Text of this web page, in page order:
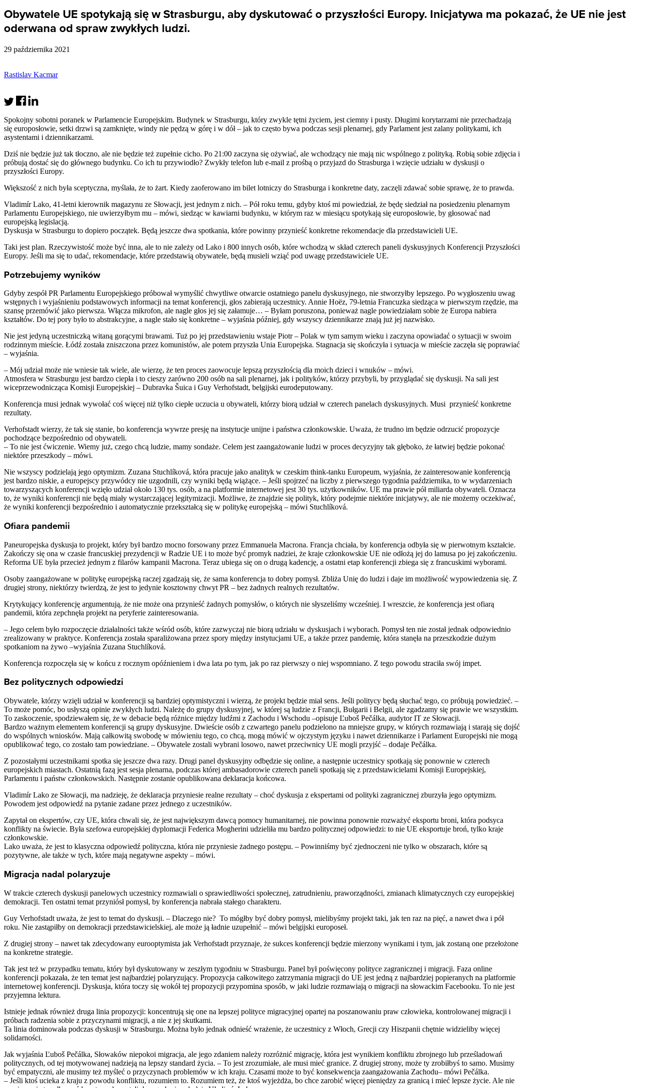
Obywatele UE spotykają się w Strasburgu, aby dyskutować o przyszłości Europy. Inicjatywa ma pokazać, że UE nie jest
oderwana od spraw zwykłych ludzi.
29 października 2021
Rastislav Kacmar
Spokojny sobotni poranek w Parlamencie Europejskim. Budynek w Strasburgu, który zwykle tętni życiem, jest ciemny i pusty. Długimi korytarzami nie przechadzają
się europosłowie, setki drzwi są zamknięte, windy nie pędzą w górę i w dół – jak to często bywa podczas sesji plenarnej, gdy Parlament jest zalany politykami, ich
asystentami i dziennikarzami.
Dziś nie będzie już tak tłoczno, ale nie będzie też zupełnie cicho. Po 21:00 zaczyna się ożywiać, ale wchodzący nie mają nic wspólnego z polityką. Robią sobie zdjęcia i
próbują dostać się do głównego budynku. Co ich tu przywiodło? Zwykły telefon lub e-mail z prośbą o przyjazd do Strasburga i wzięcie udziału w dyskusji o
przyszłości Europy.
Większość z nich była sceptyczna, myślała, że to żart. Kiedy zaoferowano im bilet lotniczy do Strasburga i konkretne daty, zaczęli zdawać sobie sprawę, że to prawda.
Vladimír Lako, 41-letni kierownik magazynu ze Słowacji, jest jednym z nich. – Pół roku temu, gdyby ktoś mi powiedział, że będę siedział na posiedzeniu plenarnym
Parlamentu Europejskiego, nie uwierzyłbym mu – mówi, siedząc w kawiarni budynku, w którym raz w miesiącu spotykają się europosłowie, by głosować nad
europejską legislacją.
Dyskusja w Strasburgu to dopiero początek. Będą jeszcze dwa spotkania, które powinny przynieść konkretne rekomendacje dla przedstawicieli UE.
Taki jest plan. Rzeczywistość może być inna, ale to nie zależy od Lako i 800 innych osób, które wchodzą w skład czterech paneli dyskusyjnych Konferencji Przyszłości
Europy. Jeśli ma się to udać, rekomendacje, które przedstawią obywatele, będą musieli wziąć pod uwagę przedstawiciele UE.
Potrzebujemy wyników
Gdyby zespół PR Parlamentu Europejskiego próbował wymyślić chwytliwe otwarcie ostatniego panelu dyskusyjnego, nie stworzyłby lepszego. Po wygłoszeniu uwag
wstępnych i wyjaśnieniu podstawowych informacji na temat konferencji, głos zabierają uczestnicy. Annie Hoëz, 79-letnia Francuzka siedząca w pierwszym rzędzie, ma
szansę przemówić jako pierwsza. Włącza mikrofon, ale nagle głos jej się załamuje… – Byłam poruszona, ponieważ nagle powiedziałam sobie że Europa nabiera
kształtów. Do tej pory było to abstrakcyjne, a nagle stało się konkretne – wyjaśnia później, gdy wszyscy dziennikarze znają już jej nazwisko.
Nie jest jedyną uczestniczką witaną gorącymi brawami. Tuż po jej przedstawieniu wstaje Piotr – Polak w tym samym wieku i zaczyna opowiadać o sytuacji w swoim
rodzinnym mieście. Łódź została zniszczona przez komunistów, ale potem przyszła Unia Europejska. Stagnacja się skończyła i sytuacja w mieście zaczęła się poprawiać
– wyjaśnia.
– Mój udział może nie wniesie tak wiele, ale wierzę, że ten proces zaowocuje lepszą przyszłością dla moich dzieci i wnuków – mówi.
Atmosfera w Strasburgu jest bardzo ciepła i to cieszy zarówno 200 osób na sali plenarnej, jak i polityków, którzy przybyli, by przyglądać się dyskusji. Na sali jest
wiceprzewodnicząca Komisji Europejskiej – Dubravka Šuica i Guy Verhofstadt, belgijski eurodeputowany.
Konferencja musi jednak wywołać coś więcej niż tylko ciepłe uczucia u obywateli, którzy biorą udział w czterech panelach dyskusyjnych. Musi przynieść konkretne
rezultaty.
Verhofstadt wierzy, że tak się stanie, bo konferencja wywrze presję na instytucje unijne i państwa członkowskie. Uważa, że trudno im będzie odrzucić propozycje
pochodzące bezpośrednio od obywateli.
– To nie jest ćwiczenie. Wiemy już, czego chcą ludzie, mamy sondaże. Celem jest zaangażowanie ludzi w proces decyzyjny tak głęboko, że łatwiej będzie pokonać
niektóre przeszkody – mówi.
Nie wszyscy podzielają jego optymizm. Zuzana Stuchlíková, która pracuje jako analityk w czeskim think-tanku Europeum, wyjaśnia, że zainteresowanie konferencją
jest bardzo niskie, a europejscy przywódcy nie uzgodnili, czy wyniki będą wiążące. – Jeśli spojrzeć na liczby z pierwszego tygodnia października, to w wydarzeniach
towarzyszących konferencji wzięło udział około 130 tys. osób, a na platformie internetowej jest 30 tys. użytkowników. UE ma prawie pół miliarda obywateli. Oznacza
to, że wyniki konferencji nie będą miały wystarczającej legitymizacji. Możliwe, że znajdzie się polityk, który podejmie niektóre inicjatywy, ale nie możemy oczekiwać,
że wyniki konferencji bezpośrednio i automatycznie przekształcą się w politykę europejską – mówi Stuchlíková.
Ofiara pandemii
Paneuropejska dyskusja to projekt, który był bardzo mocno forsowany przez Emmanuela Macrona. Francja chciała, by konferencja odbyła się w pierwotnym kształcie.
Zakończy się ona w czasie francuskiej prezydencji w Radzie UE i to może być promyk nadziei, że kraje członkowskie UE nie odłożą jej do lamusa po jej zakończeniu.
Reforma UE była przecież jednym z filarów kampanii Macrona. Teraz ubiega się on o drugą kadencję, a ostatni etap konferencji zbiega się z francuskimi wyborami.
Osoby zaangażowane w politykę europejską raczej zgadzają się, że sama konferencja to dobry pomysł. Zbliża Unię do ludzi i daje im możliwość wypowiedzenia się. Z
drugiej strony, niektórzy twierdzą, że jest to jedynie kosztowny chwyt PR – bez żadnych realnych rezultatów.
Krytykujący konferencję argumentują, że nie może ona przynieść żadnych pomysłów, o których nie słyszeliśmy wcześniej. I wreszcie, że konferencja jest ofiarą
pandemii, która zepchnęła projekt na peryferie zainteresowania.
– Jego celem było rozpoczęcie działalności także wśród osób, które zazwyczaj nie biorą udziału w dyskusjach i wyborach. Pomysł ten nie został jednak odpowiednio
zrealizowany w praktyce. Konferencja została sparaliżowana przez spory między instytucjami UE, a także przez pandemię, która stanęła na przeszkodzie dużym
spotkaniom na żywo –wyjaśnia Zuzana Stuchlíková.
Konferencja rozpoczęła się w końcu z rocznym opóźnieniem i dwa lata po tym, jak po raz pierwszy o niej wspomniano. Z tego powodu straciła swój impet.
Bez politycznych odpowiedzi
Obywatele, którzy wzięli udział w konferencji są bardziej optymistyczni i wierzą, że projekt będzie miał sens. Jeśli politycy będą słuchać tego, co próbują powiedzieć. –
To może pomóc, bo usłyszą opinie zwykłych ludzi. Należę do grupy dyskusyjnej, w której są ludzie z Francji, Bułgarii i Belgii, ale zgadzamy się prawie we wszystkim.
To zaskoczenie, spodziewałem się, że w debacie będą różnice między ludźmi z Zachodu i Wschodu –opisuje Ľuboš Pečálka, audytor IT ze Słowacji.
Bardzo ważnym elementem konferencji są grupy dyskusyjne. Dwieście osób z czwartego panelu podzielono na mniejsze grupy, w których rozmawiają i starają się dojść
do wspólnych wniosków. Mają całkowitą swobodę w mówieniu tego, co chcą, mogą mówić w ojczystym języku i nawet dziennikarze i Parlament Europejski nie mogą
opublikować tego, co zostało tam powiedziane. – Obywatele zostali wybrani losowo, nawet przeciwnicy UE mogli przyjść – dodaje Pečálka.
Z pozostałymi uczestnikami spotka się jeszcze dwa razy. Drugi panel dyskusyjny odbędzie się online, a następnie uczestnicy spotkają się ponownie w czterech
europejskich miastach. Ostatnią fazą jest sesja plenarna, podczas której ambasadorowie czterech paneli spotkają się z przedstawicielami Komisji Europejskiej,
Parlamentu i państw członkowskich. Następnie zostanie opublikowana deklaracja końcowa.
Vladimír Lako ze Słowacji, ma nadzieję, że deklaracja przyniesie realne rezultaty – choć dyskusja z ekspertami od polityki zagranicznej zburzyła jego optymizm.
Powodem jest odpowiedź na pytanie zadane przez jednego z uczestników.
Zapytał on ekspertów, czy UE, która chwali się, że jest największym dawcą pomocy humanitarnej, nie powinna ponownie rozważyć eksportu broni, która podsyca
konflikty na świecie. Była szefowa europejskiej dyplomacji Federica Mogherini udzieliła mu bardzo politycznej odpowiedzi: to nie UE eksportuje broń, tylko kraje
członkowskie.
Lako uważa, że jest to klasyczna odpowiedź polityczna, która nie przyniesie żadnego postępu. – Powinniśmy być zjednoczeni nie tylko w obszarach, które są
pozytywne, ale także w tych, które mają negatywne aspekty – mówi.
Migracja nadal polaryzuje
W trakcie czterech dyskusji panelowych uczestnicy rozmawiali o sprawiedliwości społecznej, zatrudnieniu, praworządności, zmianach klimatycznych czy europejskiej
demokracji. Ten ostatni temat przyniósł pomysł, by konferencja nabrała stałego charakteru.
Guy Verhofstadt uważa, że jest to temat do dyskusji. – Dlaczego nie? To mógłby być dobry pomysł, mielibyśmy projekt taki, jak ten raz na pięć, a nawet dwa i pół
roku. Nie zastąpiłby on demokracji przedstawicielskiej, ale może ją ładnie uzupełnić – mówi belgijski europoseł.
Z drugiej strony – nawet tak zdecydowany eurooptymista jak Verhofstadt przyznaje, że sukces konferencji będzie mierzony wynikami i tym, jak zostaną one przełożone
na konkretne strategie.
Tak jest też w przypadku tematu, który był dyskutowany w zeszłym tygodniu w Strasburgu. Panel był poświęcony polityce zagranicznej i migracji. Faza online
konferencji pokazała, że ten temat jest najbardziej polaryzujący. Propozycja całkowitego zatrzymania migracji do UE jest jedną z najbardziej popieranych na platformie
internetowej konferencji. Dyskusja, która toczy się wokół tej propozycji przypomina sposób, w jaki ludzie rozmawiają o migracji na słowackim Facebooku. To nie jest
przyjemna lektura.
Istnieje jednak również druga linia propozycji: koncentrują się one na lepszej polityce migracyjnej opartej na poszanowaniu praw człowieka, kontrolowanej migracji i
próbach radzenia sobie z przyczynami migracji, a nie z jej skutkami.
Ta linia dominowała podczas dyskusji w Strasburgu. Można było jednak odnieść wrażenie, że uczestnicy z Włoch, Grecji czy Hiszpanii chętnie widzieliby więcej
solidarności.
Jak wyjaśnia Ľuboš Pečálka, Słowaków niepokoi migracja, ale jego zdaniem należy rozróżnić migrację, która jest wynikiem konfliktu zbrojnego lub prześladowań
politycznych, od tej motywowanej nadzieją na lepszy standard życia. – To jest zrozumiałe, ale musi mieć granice. Z drugiej strony, może ty zrobiłbyś to samo. Musimy
być empatyczni, ale musimy też myśleć o przyczynach problemów w ich kraju. Czasami może to być konsekwencja zaangażowania Zachodu– mówi Pečálka.
– Jeśli ktoś ucieka z kraju z powodu konfliktu, rozumiem to. Rozumiem też, że ktoś wyjeżdża, bo chce zarobić więcej pieniędzy za granicą i mieć lepsze życie. Ale nie